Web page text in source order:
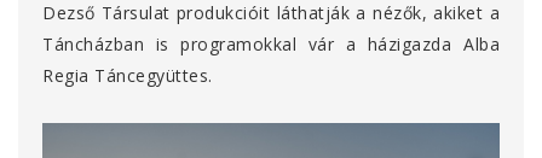
Dezső Társulat produkcióit láthatják a nézők, akiket a
Táncházban is programokkal vár a házigazda Alba
Regia Táncegyüttes.